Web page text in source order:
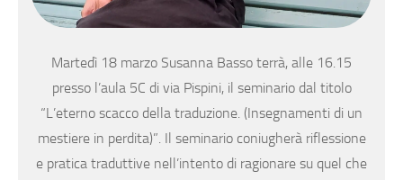
Martedì 18 marzo Susanna Basso terrà, alle 16.15
presso l’aula 5C di via Pispini, il seminario dal titolo
“L’eterno scacco della traduzione. (Insegnamenti di un
mestiere in perdita)”. Il seminario coniugherà riflessione
e pratica traduttive nell’intento di ragionare su quel che